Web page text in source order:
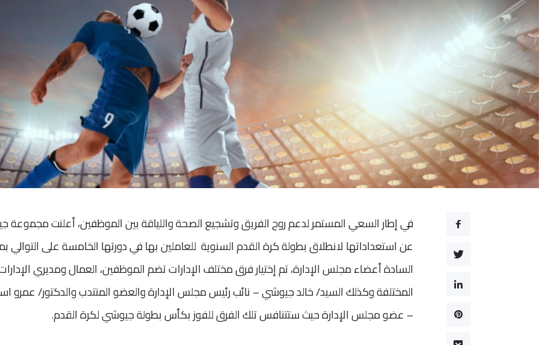
في إطار السعي المستمر لدعم روح الفريق وتشجيع الصحة واللياقة بين الموظفين، أعلنت مجموعة
عن استعداداتها لانطلاق بطولة كرة القدم السنوية للعاملين بها في دورتها الخامسة على التوالي
السادة أعضاء مجلس الإدارة، تم إختيار فرق مختلف الإدارات تضم الموظفين، العمال ومديري
المختلفة وكذلك السيد/ خالد جيوشي – نائب رئيس مجلس الإدارة والعضو المنتدب والدكتور/ عمرو
– عضو مجلس الإدارة حيث ستتنافس تلك الفرق للفوز بكأس بطولة جيوشي لكرة القدم.